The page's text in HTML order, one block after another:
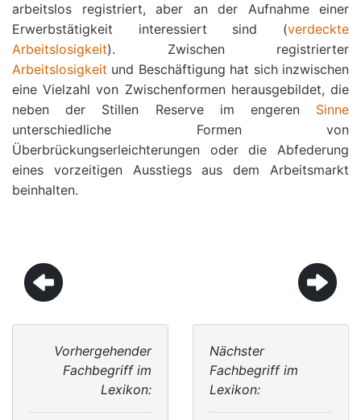
arbeitslos registriert, aber an der Aufnahme einer
Erwerbstätigkeit interessiert sind (verdeckte
Arbeitslosigkeit). Zwischen registrierter
Arbeitslosigkeit und Beschäftigung hat sich inzwischen
eine Vielzahl von Zwischenformen herausgebildet, die
neben der Stillen Reserve im engeren Sinne
unterschiedliche Formen von
Überbrückungserleichterungen oder die Abfederung
eines vorzeitigen Ausstiegs aus dem Arbeitsmarkt
beinhalten.
Vorhergehender
Fachbegriff im
Lexikon:
Nächster
Fachbegriff im
Lexikon: